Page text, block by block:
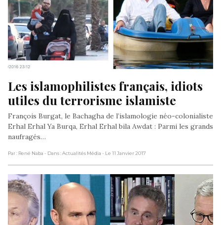
Les islamophilistes français, idiots
utiles du terrorisme islamiste
François Burgat, le Bachagha de l’islamologie néo-colonialiste
Erhal Erhal Ya Burqa, Erhal Erhal bila Awdat : Parmi les grands
naufragés…
Par : René Naba - Dans : Actualités Média - Le 11 Janvier 2017